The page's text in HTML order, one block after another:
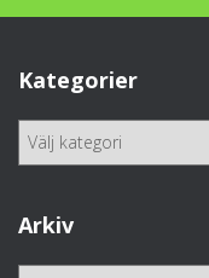
Kategorier
g
o
Arkiv